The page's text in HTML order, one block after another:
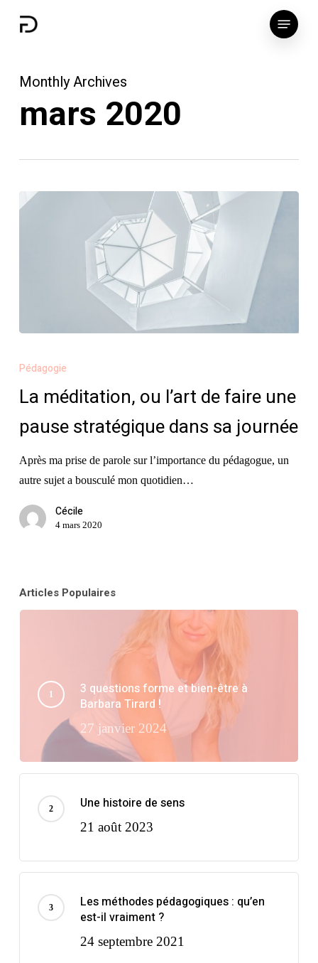
Menu
Monthly Archives
mars 2020
méditation,
l’art
de
une
pause
dans
Pédagogie
La méditation, ou l’art de faire une
pause stratégique dans sa journée
Après ma prise de parole sur l’importance du pédagogue, un
autre sujet a bousculé mon quotidien…
Cécile
4 mars 2020
Articles Populaires
3 questions forme et bien-être à
Barbara Tirard !
27 janvier 2024
Une histoire de sens
21 août 2023
Les méthodes pédagogiques : qu’en
est-il vraiment ?
24 septembre 2021